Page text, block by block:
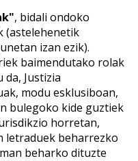
, bidali ondoko
(astelehenetik
izan ezik).
baimendutako rolak
Justizia
modu esklusiboan,
bulegoko kide guztiek
horretan,
letraduek beharrezko
beharko dituzte